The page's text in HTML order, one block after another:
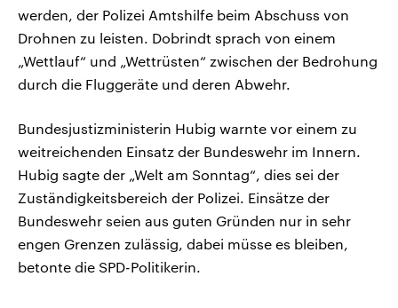
werden, der Polizei Amtshilfe beim Abschuss von
Drohnen zu leisten. Dobrindt sprach von einem
„Wettlauf“ und „Wettrüsten“ zwischen der Bedrohung
durch die Fluggeräte und deren Abwehr.
Bundesjustizministerin Hubig warnte vor einem zu
weitreichenden Einsatz der Bundeswehr im Innern.
Hubig sagte der „Welt am Sonntag“, dies sei der
Zuständigkeitsbereich der Polizei. Einsätze der
Bundeswehr seien aus guten Gründen nur in sehr
engen Grenzen zulässig, dabei müsse es bleiben,
betonte die SPD-Politikerin.